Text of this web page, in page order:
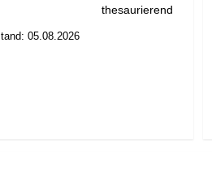
thesaurierend
05.08.2026